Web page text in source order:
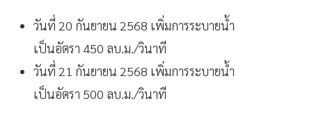
วันที่ 20 กันยายน 2568 เพิ่มการระบายน้ำ
เป็นอัตรา 450 ลบ.ม./วินาที
วันที่ 21 กันยายน 2568 เพิ่มการระบายน้ำ
เป็นอัตรา 500 ลบ.ม./วินาที